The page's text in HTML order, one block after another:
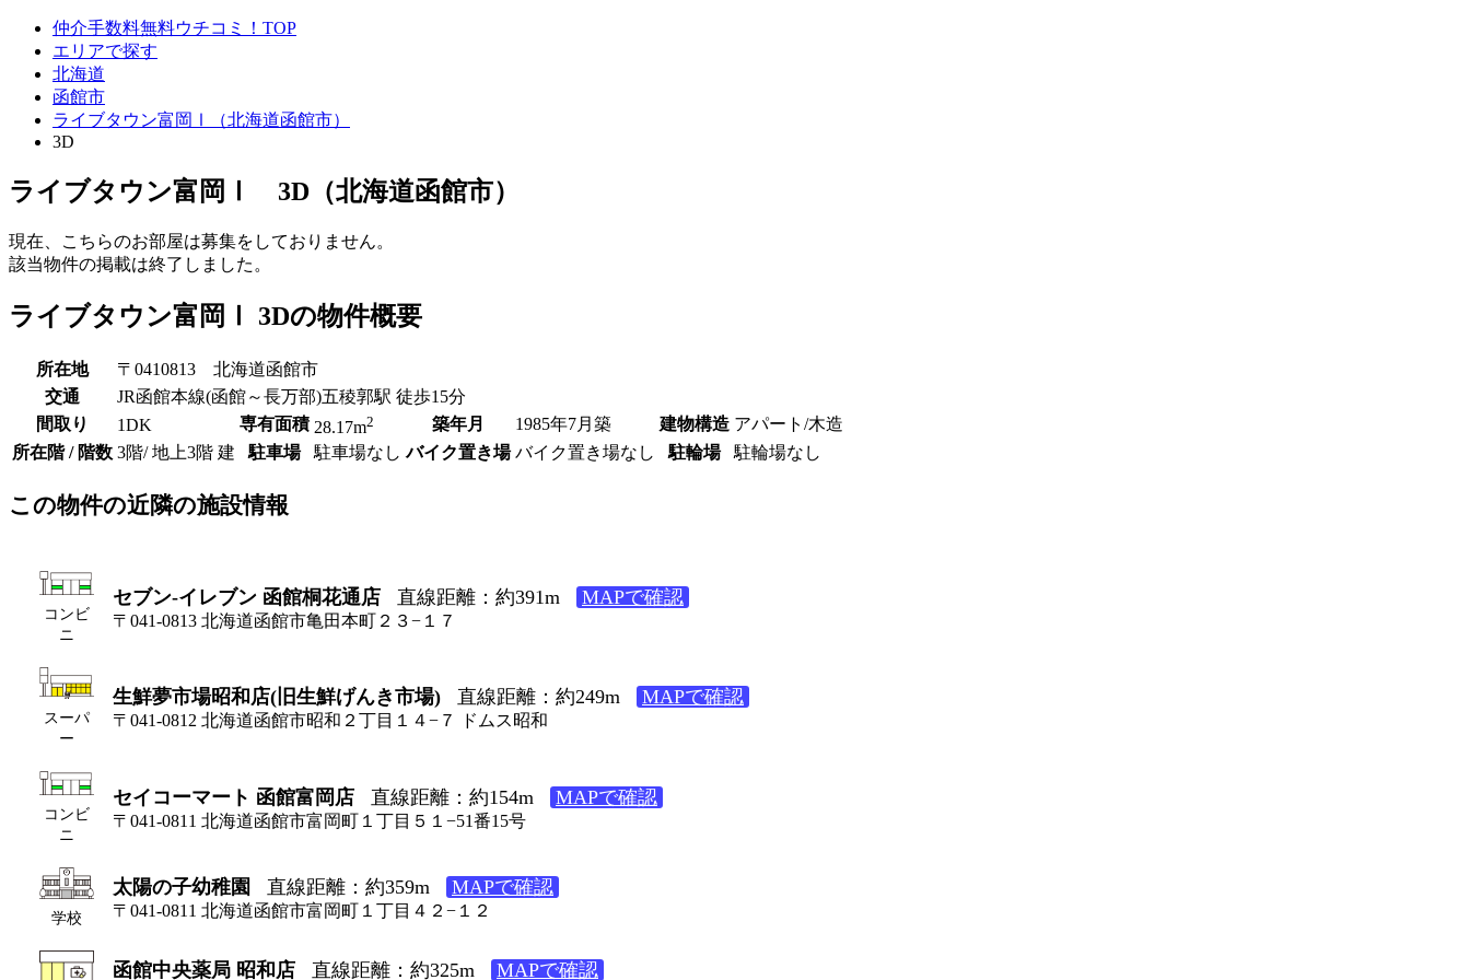
仲介手数料無料ウチコミ！TOP
エリアで探す
北海道
函館市
ライブタウン富岡Ⅰ（北海道函館市）
3D
ライブタウン富岡Ⅰ 3D（北海道函館市）
現在、こちらのお部屋は募集をしておりません。
該当物件の掲載は終了しました。
ライブタウン富岡Ⅰ 3Dの物件概要
所在地
〒0410813 北海道函館市
交通
JR函館本線(函館～長万部)五稜郭駅 徒歩15分
間取り
1DK 専有面積 28.17m2 築年月 1985年7月築 建物構造 アパート/木造
所在階 / 階数 3階/ 地上3階 建 駐車場 駐車場なし バイク置き場 バイク置き場なし 駐輪場 駐輪場なし
この物件の近隣の施設情報
コンビ
ニ
セブン-イレブン 函館桐花通店 直線距離：約391m MAPで確認
〒041-0813 北海道函館市亀田本町２３−１７
スーパ
ー
生鮮夢市場昭和店(旧生鮮げんき市場) 直線距離：約249m MAPで確認
〒041-0812 北海道函館市昭和２丁目１４−７ ドムス昭和
コンビ
ニ
セイコーマート 函館富岡店 直線距離：約154m MAPで確認
〒041-0811 北海道函館市富岡町１丁目５１−51番15号
学校
太陽の子幼稚園 直線距離：約359m MAPで確認
〒041-0811 北海道函館市富岡町１丁目４２−１２
函館中央薬局 昭和店 直線距離：約325m MAPで確認